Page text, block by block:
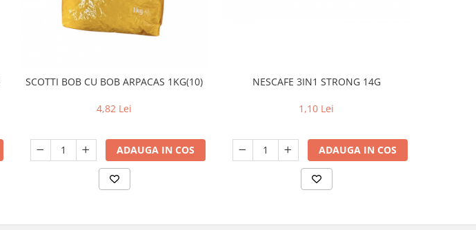
SCOTTI BOB CU BOB ARPACAS 1KG(10)
4,82 Lei
ADAUGA IN COS
NESCAFE 3IN1 STRONG 14G
1,10 Lei
ADAUGA IN COS